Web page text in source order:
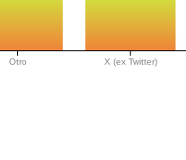
Otro X (ex Twitter)